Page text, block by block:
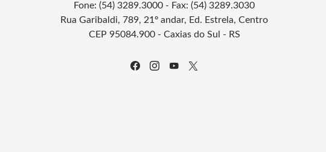
Fone: (54) 3289.3000 - Fax: (54) 3289.3030
Rua Garibaldi, 789, 21º andar, Ed. Estrela, Centro
CEP 95084.900 - Caxias do Sul - RS